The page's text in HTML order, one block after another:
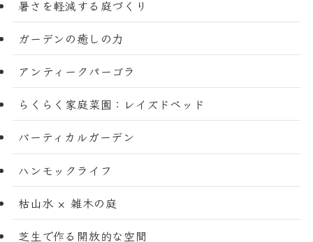
暑さを軽減する庭づくり
ガーデンの癒しの力
アンティークパーゴラ
らくらく家庭菜園：レイズドベッド
バーティカルガーデン
ハンモックライフ
枯山水 × 雑木の庭
芝生で作る開放的な空間